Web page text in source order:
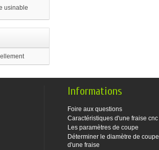
usinable
Informations
Foire aux questions
Caractéristiques d'une fraise cnc
Les paramètres de coupe
Déterminer le diamètre de coupe
d'une fraise